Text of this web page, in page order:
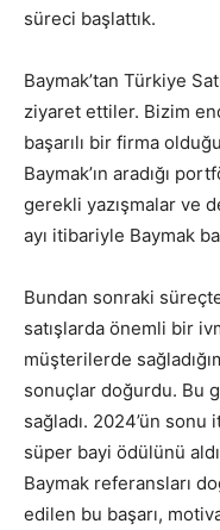
süreci başlattık.
Baymak’tan Türkiye
ziyaret ettiler. Bizim
başarılı bir firma
Baymak’ın aradığı
gerekli yazışmalar ve
ayı itibariyle Baymak
Bundan sonraki
satışlarda önemli bir
müşterilerde
sonuçlar doğurdu. Bu
sağladı. 2024’ün sonu
süper bayi ödülünü
Baymak referansları
edilen bu başarı,